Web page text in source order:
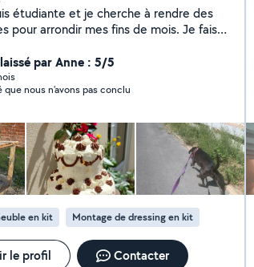
étudiante et je cherche à rendre des
pour arrondir mes fins de mois. Je fais
réalise également des gâteaux pour tous
n'hésitez pas à me contacter pour
je me ferai un plaisir de vous
par Anne : 5/5
que nous n'avons pas conclu
en kit Montage de dressing en kit
le profil Contacter